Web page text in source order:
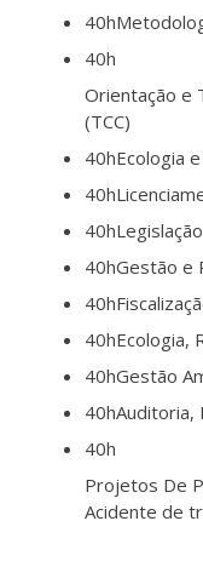
40h
40h
Orientação e
(TCC)
40hEcologia
40h
40h
40hGestão e
40h
40hEcologia,
40hGestão
40hAuditoria,
40h
Projetos De
Acidente de